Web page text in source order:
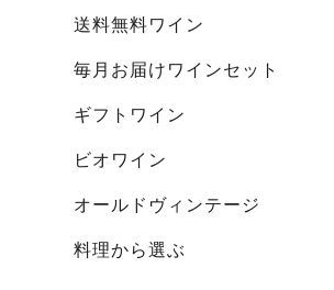
送料無料ワイン
毎月お届けワインセット
ギフトワイン
ビオワイン
オールドヴィンテージ
料理から選ぶ